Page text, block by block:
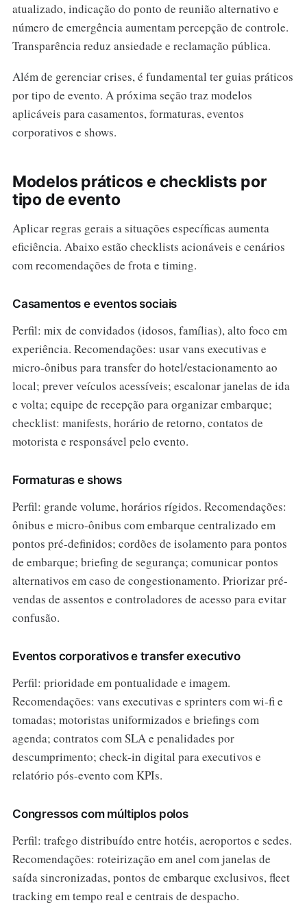
atualizado, indicação do ponto de reunião alternativo e
número de emergência aumentam percepção de controle.
Transparência reduz ansiedade e reclamação pública.
Além de gerenciar crises, é fundamental ter guias práticos
por tipo de evento. A próxima seção traz modelos
aplicáveis para casamentos, formaturas, eventos
corporativos e shows.
Modelos práticos e checklists por
tipo de evento
Aplicar regras gerais a situações específicas aumenta
eficiência. Abaixo estão checklists acionáveis e cenários
com recomendações de frota e timing.
Casamentos e eventos sociais
Perfil: mix de convidados (idosos, famílias), alto foco em
experiência. Recomendações: usar vans executivas e
micro-ônibus para transfer do hotel/estacionamento ao
local; prever veículos acessíveis; escalonar janelas de ida
e volta; equipe de recepção para organizar embarque;
checklist: manifests, horário de retorno, contatos de
motorista e responsável pelo evento.
Formaturas e shows
Perfil: grande volume, horários rígidos. Recomendações:
ônibus e micro-ônibus com embarque centralizado em
pontos pré-definidos; cordões de isolamento para pontos
de embarque; briefing de segurança; comunicar pontos
alternativos em caso de congestionamento. Priorizar pré-
vendas de assentos e controladores de acesso para evitar
confusão.
Eventos corporativos e transfer executivo
Perfil: prioridade em pontualidade e imagem.
Recomendações: vans executivas e sprinters com wi‑fi e
tomadas; motoristas uniformizados e briefings com
agenda; contratos com SLA e penalidades por
descumprimento; check-in digital para executivos e
relatório pós-evento com KPIs.
Congressos com múltiplos polos
Perfil: trafego distribuído entre hotéis, aeroportos e sedes.
Recomendações: roteirização em anel com janelas de
saída sincronizadas, pontos de embarque exclusivos, fleet
tracking em tempo real e centrais de despacho.